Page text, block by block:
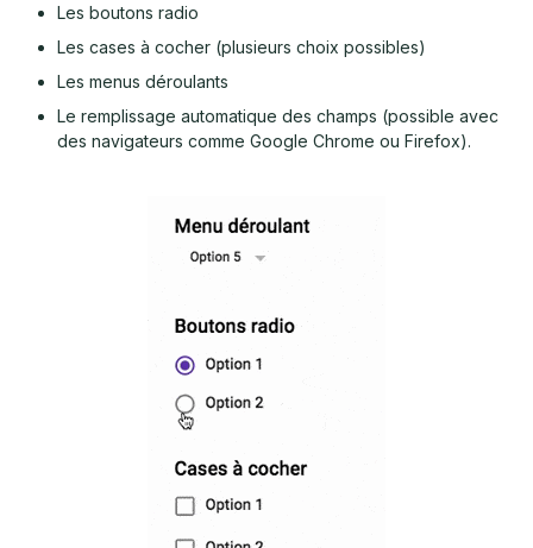
Les boutons radio
Les cases à cocher (plusieurs choix possibles)
Les menus déroulants
Le remplissage automatique des champs (possible avec
des navigateurs comme Google Chrome ou Firefox).